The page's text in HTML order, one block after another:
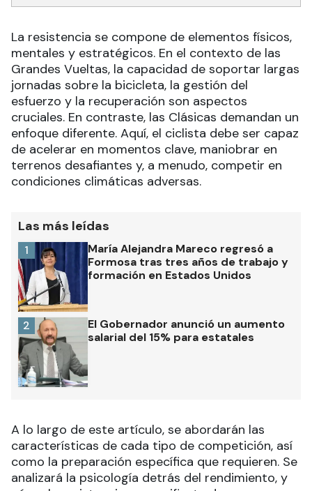
La resistencia se compone de elementos físicos,
mentales y estratégicos. En el contexto de las
Grandes Vueltas, la capacidad de soportar largas
jornadas sobre la bicicleta, la gestión del
esfuerzo y la recuperación son aspectos
cruciales. En contraste, las Clásicas demandan un
enfoque diferente. Aquí, el ciclista debe ser capaz
de acelerar en momentos clave, maniobrar en
terrenos desafiantes y, a menudo, competir en
condiciones climáticas adversas.
Las más leídas
María Alejandra Mareco regresó a
Formosa tras tres años de trabajo y
formación en Estados Unidos
1
El Gobernador anunció un aumento
salarial del 15% para estatales
2
A lo largo de este artículo, se abordarán las
características de cada tipo de competición, así
como la preparación específica que requieren. Se
analizará la psicología detrás del rendimiento, y